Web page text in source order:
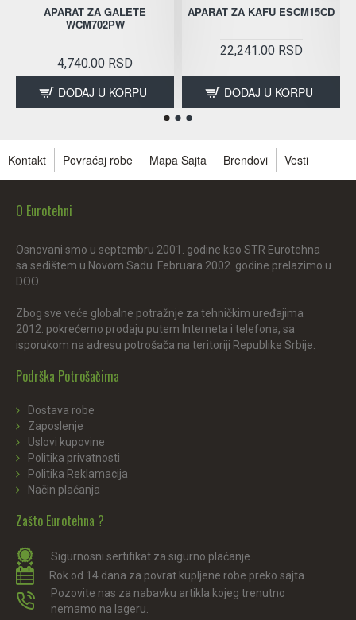
APARAT ZA GALETE
WCM702PW
4,740.00 RSD
DODAJ U KORPU
APARAT ZA KAFU ESCM15CD
22,241.00 RSD
DODAJ U KORPU
Kontakt Povraćaj robe Mapa Sajta Brendovi Vesti
O Eurotehni
Osnovani smo u septembru 2001. godine kao STR Eurotehna
sa sedištem u Novom Sadu. Februara 2002. godine prelazimo u
DOO.
Zbog sve veće globalne potražnje za tehničkim uređajima
2012. pokrećemo prodaju putem Interneta i telefona, sa
isporukom na adresu potrošača na teritoriji Republike Srbije.
Podrška Potrošačima
Dostava robe
Zaposlenje
Uslovi kupovine
Politika privatnosti
Politika Reklamacija
Način plaćanja
Zašto Eurotehna ?
Sigurnosni sertifikat za sigurno plaćanje.
Rok od 14 dana za povrat kupljene robe preko sajta.
Pozovite nas za nabavku artikla kojeg trenutno
nemamo na lageru.